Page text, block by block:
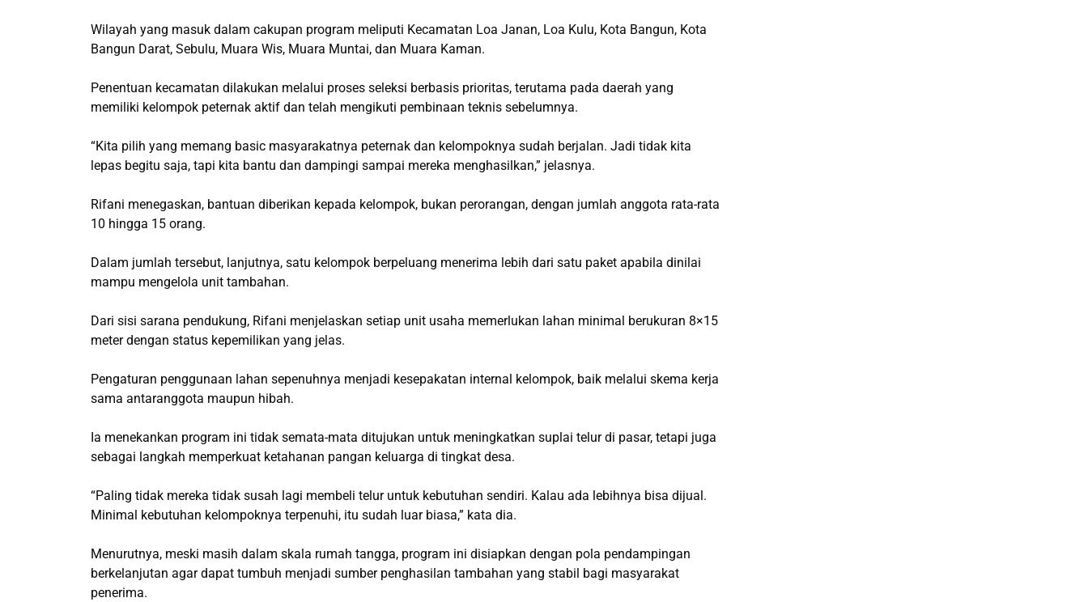
Wilayah yang masuk dalam cakupan program meliputi Kecamatan Loa Janan, Loa Kulu, Kota Bangun, Kota
Bangun Darat, Sebulu, Muara Wis, Muara Muntai, dan Muara Kaman.
Penentuan kecamatan dilakukan melalui proses seleksi berbasis prioritas, terutama pada daerah yang
memiliki kelompok peternak aktif dan telah mengikuti pembinaan teknis sebelumnya.
“Kita pilih yang memang basic masyarakatnya peternak dan kelompoknya sudah berjalan. Jadi tidak kita
lepas begitu saja, tapi kita bantu dan dampingi sampai mereka menghasilkan,” jelasnya.
Rifani menegaskan, bantuan diberikan kepada kelompok, bukan perorangan, dengan jumlah anggota rata-rata
10 hingga 15 orang.
Dalam jumlah tersebut, lanjutnya, satu kelompok berpeluang menerima lebih dari satu paket apabila dinilai
mampu mengelola unit tambahan.
Dari sisi sarana pendukung, Rifani menjelaskan setiap unit usaha memerlukan lahan minimal berukuran 8×15
meter dengan status kepemilikan yang jelas.
Pengaturan penggunaan lahan sepenuhnya menjadi kesepakatan internal kelompok, baik melalui skema kerja
sama antaranggota maupun hibah.
Ia menekankan program ini tidak semata-mata ditujukan untuk meningkatkan suplai telur di pasar, tetapi juga
sebagai langkah memperkuat ketahanan pangan keluarga di tingkat desa.
“Paling tidak mereka tidak susah lagi membeli telur untuk kebutuhan sendiri. Kalau ada lebihnya bisa dijual.
Minimal kebutuhan kelompoknya terpenuhi, itu sudah luar biasa,” kata dia.
Menurutnya, meski masih dalam skala rumah tangga, program ini disiapkan dengan pola pendampingan
berkelanjutan agar dapat tumbuh menjadi sumber penghasilan tambahan yang stabil bagi masyarakat
penerima.